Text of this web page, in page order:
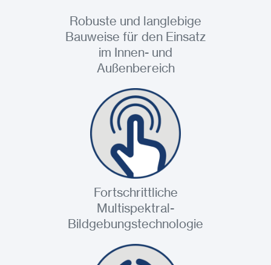
Robuste und langlebige
Bauweise für den Einsatz
im Innen- und
Außenbereich
Fortschrittliche
Multispektral-
Bildgebungstechnologie